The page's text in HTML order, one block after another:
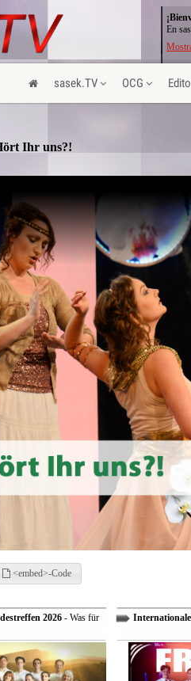
sasek.TV OCG
En
Ihr uns?!
<embed>-Code
2026- Was für